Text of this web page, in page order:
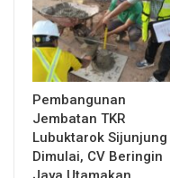
Pembangunan
Jembatan TKR
Lubuktarok Sijunjung
Dimulai, CV Beringin